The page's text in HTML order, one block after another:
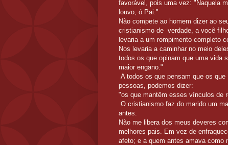
favorável, pois uma vez: "Naquela
louvo, ó Pai."
Não compete ao homem dizer ao
cristianismo de verdade, a você
levaria a um rompimento completo
Nos levaria a caminhar no meio
todos os que opinam que uma vida
maior engano."
A todos os que pensam que os
pessoas, podemos dizer:
"os que mantêm esses vínculos de
O cristianismo faz do marido um
antes.
Não me libera dos meus deveres
melhores pais. Em vez de
afeto; e a quem antes amava como